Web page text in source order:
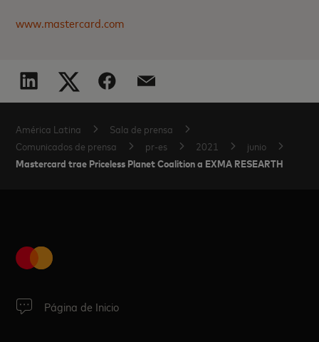
www.mastercard.com
América Latina
Sala de prensa
Comunicados de prensa
pr-es 2021 junio
Mastercard trae Priceless Planet Coalition a EXMA RESEARTH
Página de Inicio